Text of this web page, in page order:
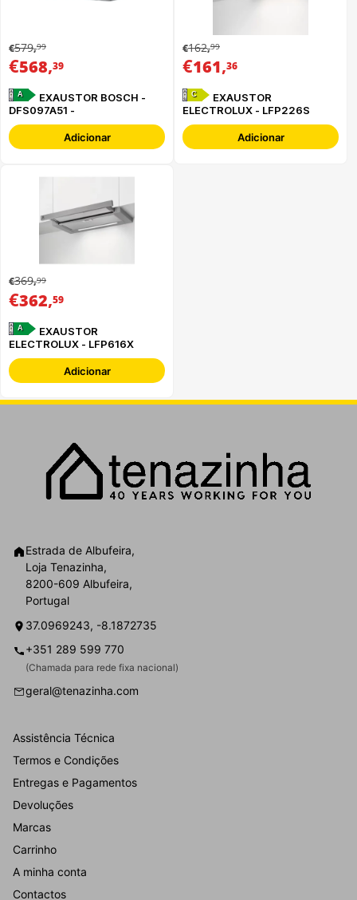
€579,99
€568,39
A
EXAUSTOR BOSCH -
DFS097A51 -
Adicionar
€162,99
€161,36
C
EXAUSTOR
ELECTROLUX - LFP226S
Adicionar
€369,99
€362,59
A
EXAUSTOR
ELECTROLUX - LFP616X
Adicionar
Estrada de Albufeira,
Loja Tenazinha,
8200-609 Albufeira,
Portugal
37.0969243, -8.1872735
+351 289 599 770
(Chamada para rede fixa nacional)
geral@tenazinha.com
Assistência Técnica
Termos e Condições
Entregas e Pagamentos
Devoluções
Marcas
Carrinho
A minha conta
Contactos